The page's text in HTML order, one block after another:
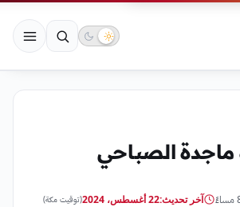
الصباحي
آخر تحديث:22 أغسطس، 2024 (توقيت مكة)